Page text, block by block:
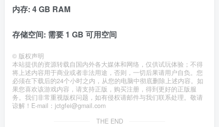
内存: 4 GB RAM
存储空间: 需要 1 GB 可用空间
© 版权声明
本站提供的资源转载自国内外各大媒体和网络，仅供试玩体验；不得
将上述内容用于商业或者非法用途，否则，一切后果请用户自负。您
必须在下载后的24个小时之内，从您的电脑中彻底删除上述内容。如
果您喜欢该游戏内容，请支持正版，购买注册，得到更好的正版服
务。我们非常重视版权问题，如有侵权请邮件与我们联系处理。敬请
谅解！E-mail：jctgfei@gmail.com
THE END